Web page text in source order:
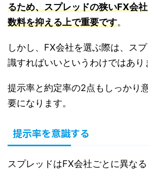
るため、スプレッドの狭いFX会
数料を抑える上で重要です。
しかし、FX会社を選ぶ際は、ス
識すればいいというわけではあり
提示率と約定率の2点もしっかり
要になります。
提示率を意識する
スプレッドはFX会社ごとに異な